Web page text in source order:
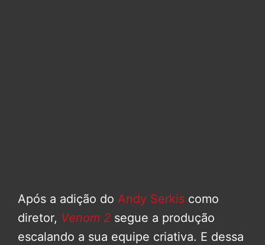
Após a adição do Andy Serkis como
diretor, Venom 2 segue a produção
escalando a sua equipe criativa. E dessa